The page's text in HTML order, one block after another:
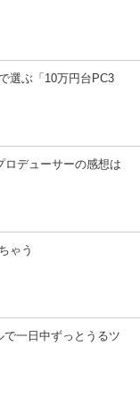
選ぶ「10万円台PC3
ロデューサーの感想は
ゃう
一日中ずっとうるツ